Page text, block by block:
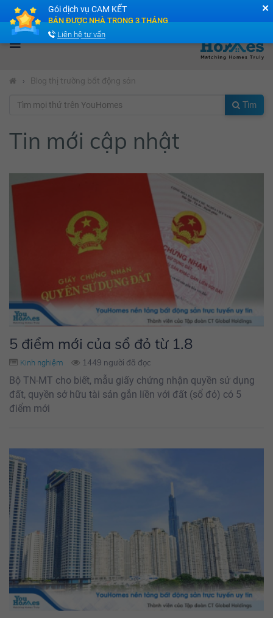
Cộng đồng Môi giới bPRO
› Blog thị trường bất động sản
Tìm
Tin mới cập nhật
5 điểm mới của sổ đỏ từ 1.8
Kinh nghiệm 1449 người đã đọc
Bộ TN-MT cho biết, mẫu giấy chứng nhận quyền sử dụng
đất, quyền sở hữu tài sản gắn liền với đất (sổ đỏ) có 5
điểm mới
✕
Gói dịch vụ CAM KẾT
BÁN ĐƯỢC NHÀ TRONG 3 THÁNG
Liên hệ tư vấn